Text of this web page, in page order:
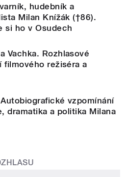
hudebník a
Milan Knížák (†86).
si ho v Osudech
Vachka. Rozhlasové
filmového režiséra a
vzpomínání
dramatika a politika Milana